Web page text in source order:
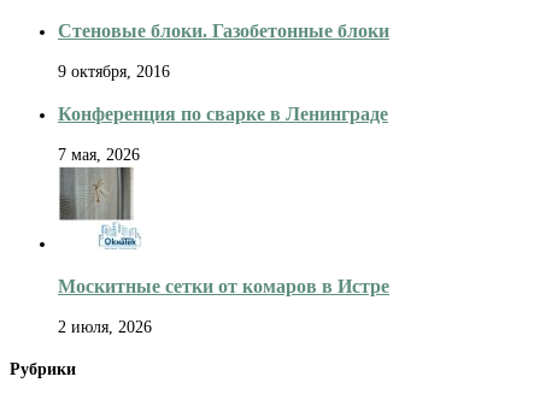
Стеновые блоки. Газобетонные блоки
9 октября, 2016
Конференция по сварке в Ленинграде
7 мая, 2026
Москитные сетки от комаров в Истре
2 июля, 2026
Рубрики